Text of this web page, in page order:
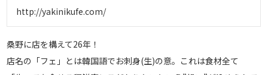
http://yakinikufe.com/
桑野に店を構えて26年！
店名の「フェ」とは韓国語でお刺身(生)の意。これは食材全て